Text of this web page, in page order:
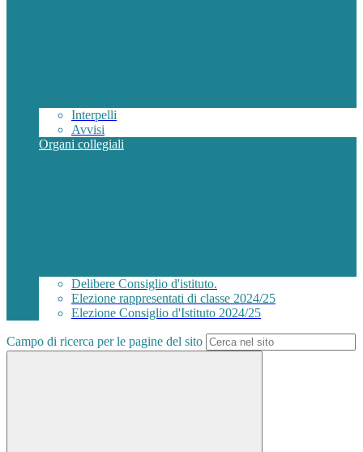
Interpelli
Avvisi
Organi collegiali
Delibere Consiglio d'istituto.
Elezione rappresentati di classe 2024/25
Elezione Consiglio d'Istituto 2024/25
Campo di ricerca per le pagine del sito